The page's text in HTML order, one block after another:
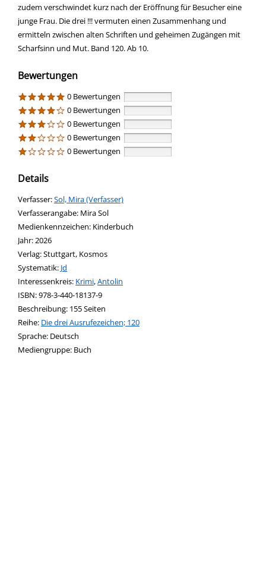
zudem verschwindet kurz nach der Eröffnung für Besucher eine
junge Frau. Die drei !!! vermuten einen Zusammenhang und
ermitteln zwischen alten Schriften und geheimen Zugängen mit
Scharfsinn und Mut. Band 120. Ab 10.
Bewertungen
0 Bewertungen
0 Bewertungen
0 Bewertungen
0 Bewertungen
0 Bewertungen
Details
Verfasser:Suche nach diesem Verfasser
Sol, Mira (Verfasser)
Verfasserangabe: Mira Sol
Medienkennzeichen: Kinderbuch
Jahr:2026
Verlag:Stuttgart, Kosmos
opens in new tab
Diesen Link in neuem Tab öffnen
Systematik: Suche nach dieser Systematik
Jd
Interessenkreis: Suche nach diesem Interessenskreis
Krimi,Antolin
ISBN:978-3-440-18137-9
Beschreibung: 155 Seiten
Reihe: Die drei Ausrufezeichen; 120
Suche nach dieser Beteiligten Person
Sprache: Deutsch
Mediengruppe: Buch